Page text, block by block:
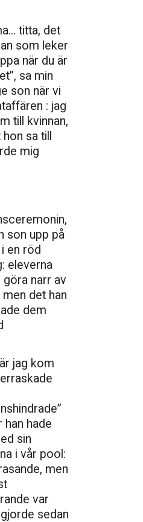
titta, det
som leker
när du är
sa min
son när vi
: jag
till kvinnan,
sa till
mig
son upp på
en röd
eleverna
göra narr av
det han
dem
jag kom
han hade
sin
i vår pool:
men
var
sedan